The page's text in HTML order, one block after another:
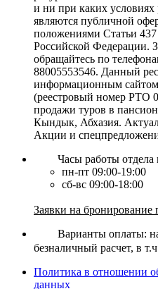
и ни при каких условиях
являются публичной
положениями Статьи 437
Российской Федерации.
обращайтесь по
88005553546. Данный
информационным сайтом
(реестровый номер РТО
продажи туров в
Кындык, Абхазия.
Акции и
Часы работы отдела
пн-пт 09:00-19:00
сб-вс 09:00-18:00
Заявки на бронирование
Варианты оплаты:
безналичный расчет, в
Политика в отношении
данных